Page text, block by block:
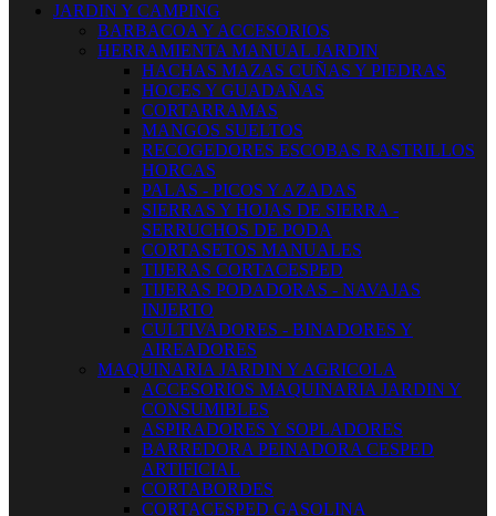
JARDIN Y CAMPING
BARBACOA Y ACCESORIOS
HERRAMIENTA MANUAL JARDIN
HACHAS MAZAS CUÑAS Y PIEDRAS
HOCES Y GUADAÑAS
CORTARRAMAS
MANGOS SUELTOS
RECOGEDORES ESCOBAS RASTRILLOS
HORCAS
PALAS - PICOS Y AZADAS
SIERRAS Y HOJAS DE SIERRA -
SERRUCHOS DE PODA
CORTASETOS MANUALES
TIJERAS CORTACESPED
TIJERAS PODADORAS - NAVAJAS
INJERTO
CULTIVADORES - BINADORES Y
AIREADORES
MAQUINARIA JARDIN Y AGRICOLA
ACCESORIOS MAQUINARIA JARDIN Y
CONSUMIBLES
ASPIRADORES Y SOPLADORES
BARREDORA PEINADORA CESPED
ARTIFICIAL
CORTABORDES
CORTACESPED GASOLINA